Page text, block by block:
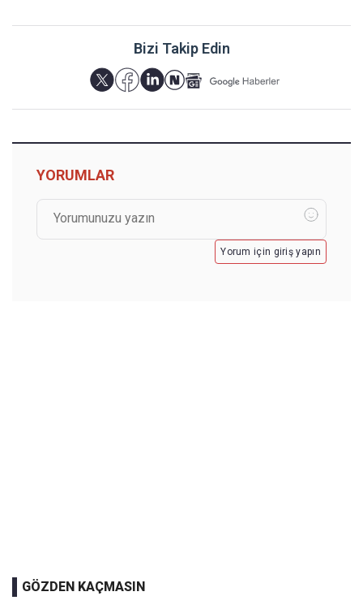
Bizi Takip Edin
YORUMLAR
Yorum için giriş yapın
GÖZDEN KAÇMASIN